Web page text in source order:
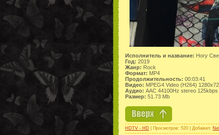
Исполнитель и название: Ногу
Год: 2019
Жанр: Rock
Формат: MP4
Продолжительность: 00:03:41
Видео: MPEG4 Video (H264)
Аудио: AAC 44100Hz stereo 125kbps
Размер: 51.73 Mb
HDTV - HD | Просмотров: 520 | Добавил: